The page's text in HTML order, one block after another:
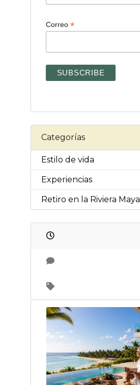
Correo *
Categorías
Estilo de vida
Experiencias
Retiro en la Riviera Maya